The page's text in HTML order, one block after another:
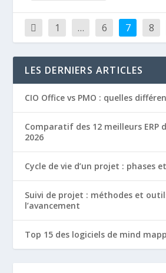
1 … 6 7 8
LES DERNIERS ARTICLES
CIO Office vs PMO : quelles
Comparatif des 12 meilleurs ERP
2026
Cycle de vie d’un projet : phases
Suivi de projet : méthodes et
l’avancement
Top 15 des logiciels de mind